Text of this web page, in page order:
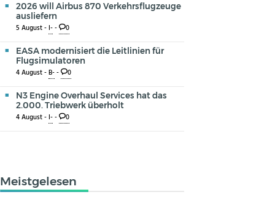
2026 will Airbus 870 Verkehrsflugzeuge
ausliefern
5 August -I-- 0
EASA modernisiert die Leitlinien für
Flugsimulatoren
4 August -B-- 0
N3 Engine Overhaul Services hat das
2.000. Triebwerk überholt
4 August -I-- 0
Meistgelesen